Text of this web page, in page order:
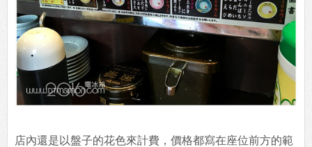
店內還是以盤子的花色來計費，價格都寫在座位前方的範